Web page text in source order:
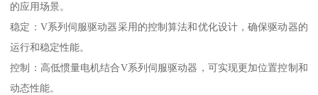
的应用场景。
稳定：V系列伺服驱动器采用的控制算法和优化设计，确保驱动器的
运行和稳定性能。
控制：高低惯量电机结合V系列伺服驱动器，可实现更加位置控制和
动态性能。